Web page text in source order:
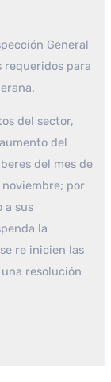
General
para
del sector,
del
del mes de
por
a sus
la
re inicien las
resolución